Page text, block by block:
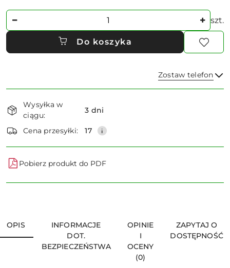
Ilość szt.
Do koszyka
Zostaw telefon
i
dostawa
Wysyłka w
ciągu:
3 dni
Cena przesyłki: 17
Pobierz produkt do PDF
OPIS
INFORMACJE
DOT.
BEZPIECZEŃSTWA
OPINIE
I
OCENY
(0)
ZAPYTAJ O
DOSTĘPNOŚĆ